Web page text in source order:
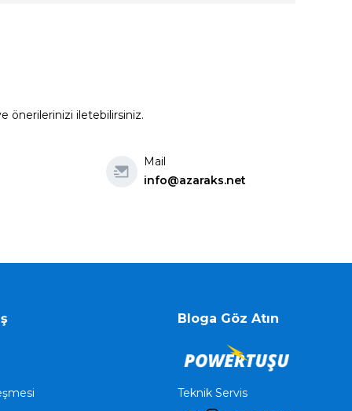
önerilerinizi iletebilirsiniz.
Mail
info@azaraks.net
Bloga Göz Atın
Teknik Servis